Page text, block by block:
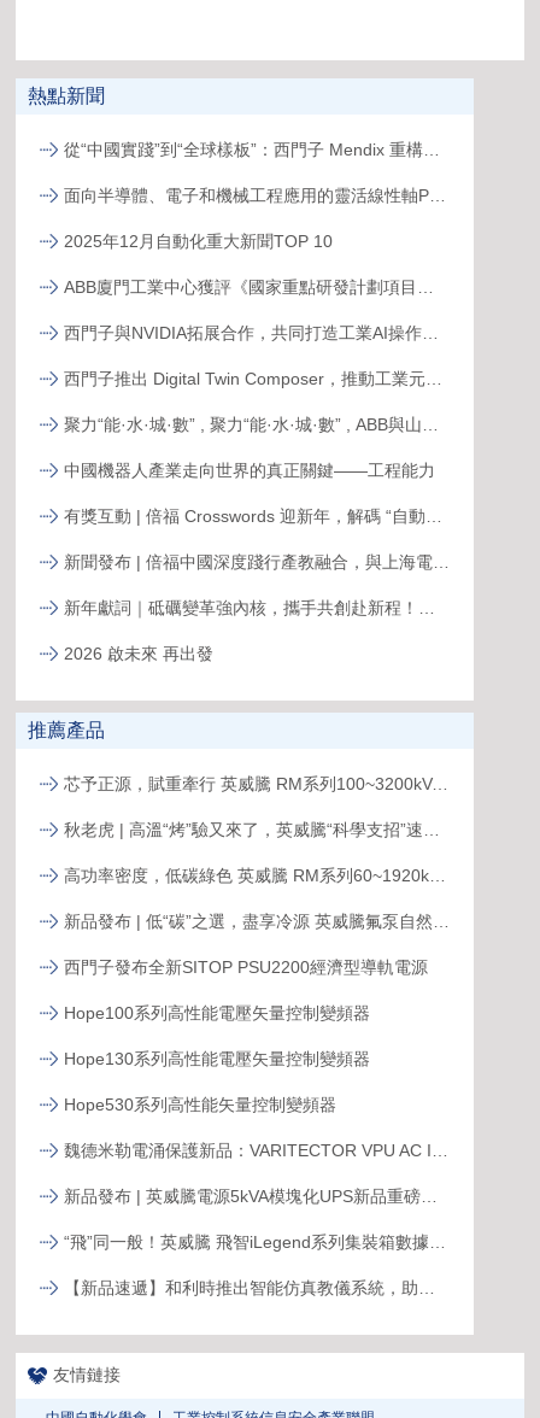
熱點新聞
2025年12月自動化重大新聞TOP 10
中國機器人產業走向世界的真正關鍵——工程能力
2026 啟未來 再出發
推薦產品
芯予正源，賦重牽行 英威騰 RM系列100~3200kVA模塊化UPS新品發布
西門子發布全新SITOP PSU2200經濟型導軌電源
Hope100系列高性能電壓矢量控制變頻器
Hope130系列高性能電壓矢量控制變頻器
Hope530系列高性能矢量控制變頻器
友情鏈接